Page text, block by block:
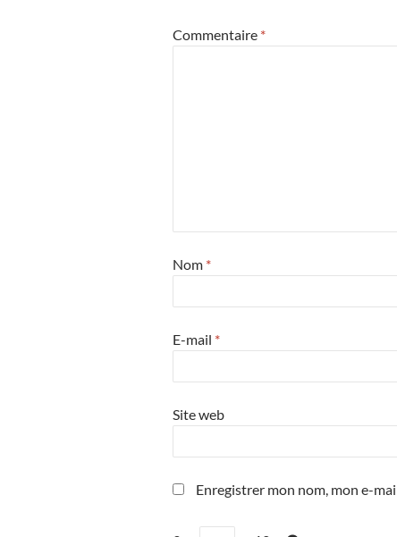
Commentaire *
Nom *
E-mail *
Site web
Enregistrer mon nom, mon e-